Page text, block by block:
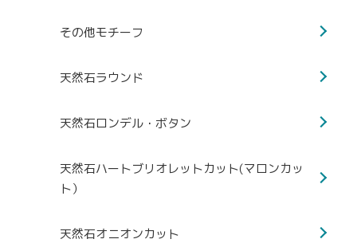
その他モチーフ
天然石ラウンド
天然石ロンデル・ボタン
天然石ハートブリオレットカット(マロンカッ
ト）
天然石オニオンカット